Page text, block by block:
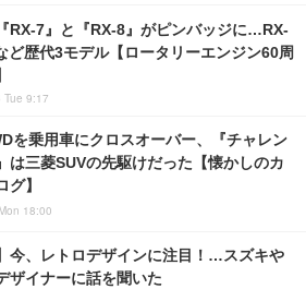
RX-7』と『RX-8』がピンバッジに…RX-
ど歴代3モデル【ロータリーエンジン60周
9:17
を乗用車にクロスオーバー、『チャレン
は三菱SUVの先駆けだった【懐かしのカ
グ】
18:00
今、レトロデザインに注目！…スズキや
ザイナーに話を聞いた